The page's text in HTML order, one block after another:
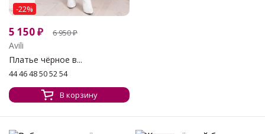
-22%
5 150₽ 6 950₽
Avili
Платье чёрное в...
44 46 48 50 52 54
В корзину